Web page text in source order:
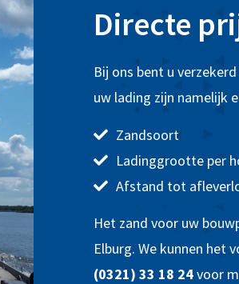
Directe
Bij ons bent u
uw lading zijn namelijk
Zandsoort
Ladinggrootte per
Afstand tot
Het zand voor uw
Elburg. We kunnen het
(0321) 33 18 24voor